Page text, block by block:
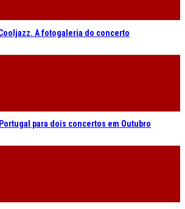
A fotogaleria do concerto
para dois concertos em Outubro